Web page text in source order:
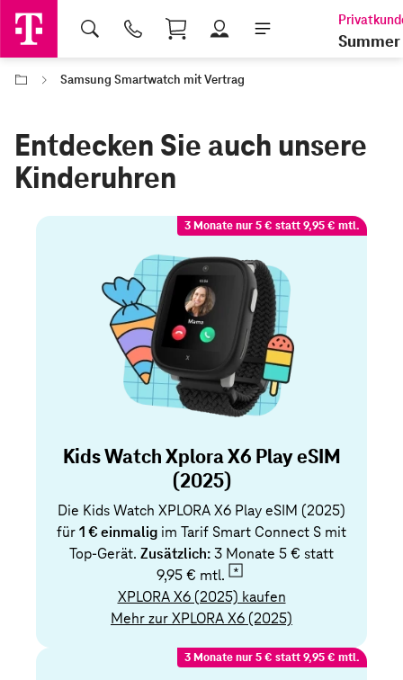
Shopping Cart
Summer
Samsung Smartwatch mit Vertrag
Entdecken Sie auch unsere
Kinderuhren
Kids Watch Xplora X6 Play eSIM
(2025)
Die Kids Watch XPLORA X6 Play eSIM (2025)
für1 € einmalig im Tarif Smart Connect S mit
Top-Gerät. Zusätzlich:3 Monate 5 € statt
9,95 € mtl.
XPLORA X6 (2025) kaufen
Mehr zur XPLORA X6 (2025)
3 Monate nur 5 € statt 9,95 € mtl.
3 Monate nur 5 € statt 9,95 € mtl.